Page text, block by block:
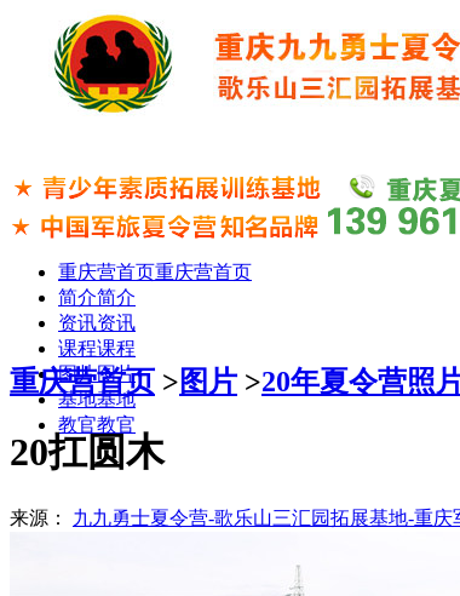
重庆营首页重庆营首页
简介简介
资讯资讯
课程课程
图片图片
基地基地
教官教官
重庆营首页 >图片 >20年夏令营照
20扛圆木
来源： 九九勇士夏令营-歌乐山三汇园拓展基地-重庆